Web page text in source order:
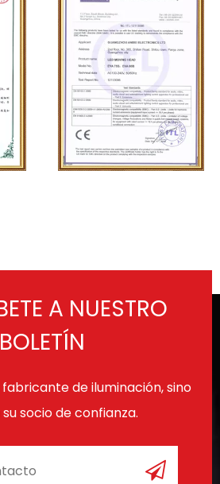
A NUESTRO
BOLETÍN
fabricante de iluminación, sino
socio de confianza.